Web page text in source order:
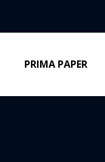
PRIMA PAPER